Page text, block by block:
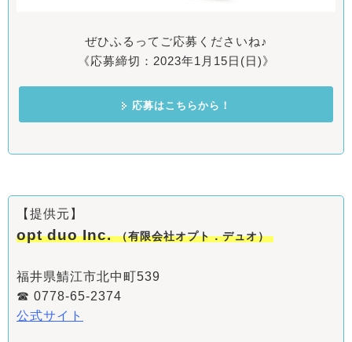
ぜひふるってご応募くださいね♪
《応募締切：2023年1月15日(日)》
応募はこちらから！
【提供元】
opt duo Inc. （有限会社オプト．デュオ）
福井県鯖江市北中町539
☎ 0778-65-2374
公式サイト